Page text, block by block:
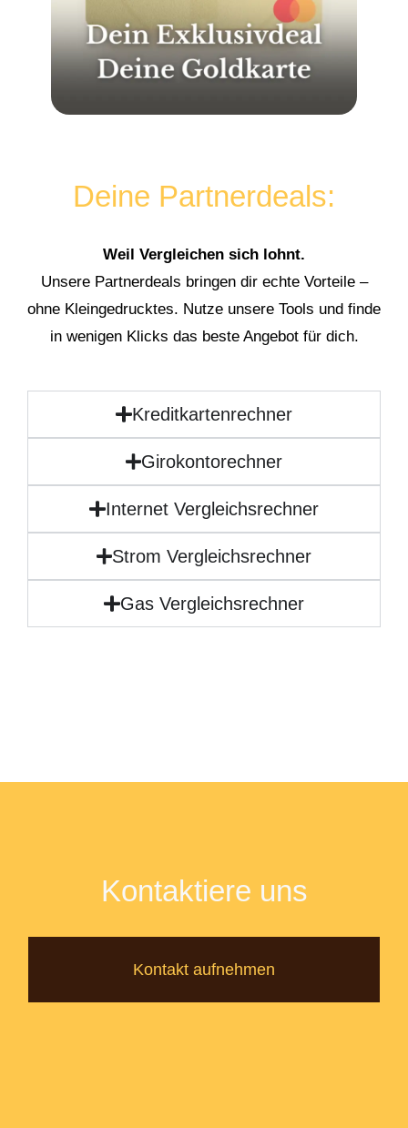
Deine Partnerdeals:
Weil Vergleichen sich lohnt.
Unsere Partnerdeals bringen dir echte Vorteile –
ohne Kleingedrucktes. Nutze unsere Tools und finde
in wenigen Klicks das beste Angebot für dich.
Kreditkartenrechner
Girokontorechner
Internet Vergleichsrechner
Strom Vergleichsrechner
Gas Vergleichsrechner
Kontaktiere uns
Kontakt aufnehmen